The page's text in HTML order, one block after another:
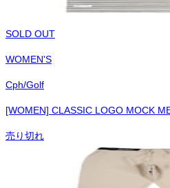
SOLD OUT
WOMEN'S
Cph/Golf
[WOMEN] CLASSIC LOGO MOCK
売り切れ